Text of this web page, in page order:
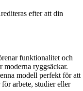
efter att din
funktionalitet och
ryggsäckar.
modell perfekt för att
arbete, studier eller